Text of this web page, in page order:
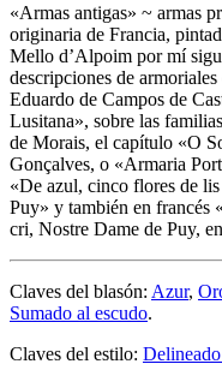
«Armas antigas» ~ armas
originaria de Francia,
Mello d’Alpoim por mí
descripciones de
Eduardo de Campos de
Lusitana», sobre las
de Morais, el capítulo «O
Gonçalves, o «Armaria
«De azul, cinco flores de
Puy» y también en francés «
cri, Nostre Dame de Puy,
Claves del blasón: Azur,
Sumado al escudo.
Claves del estilo: